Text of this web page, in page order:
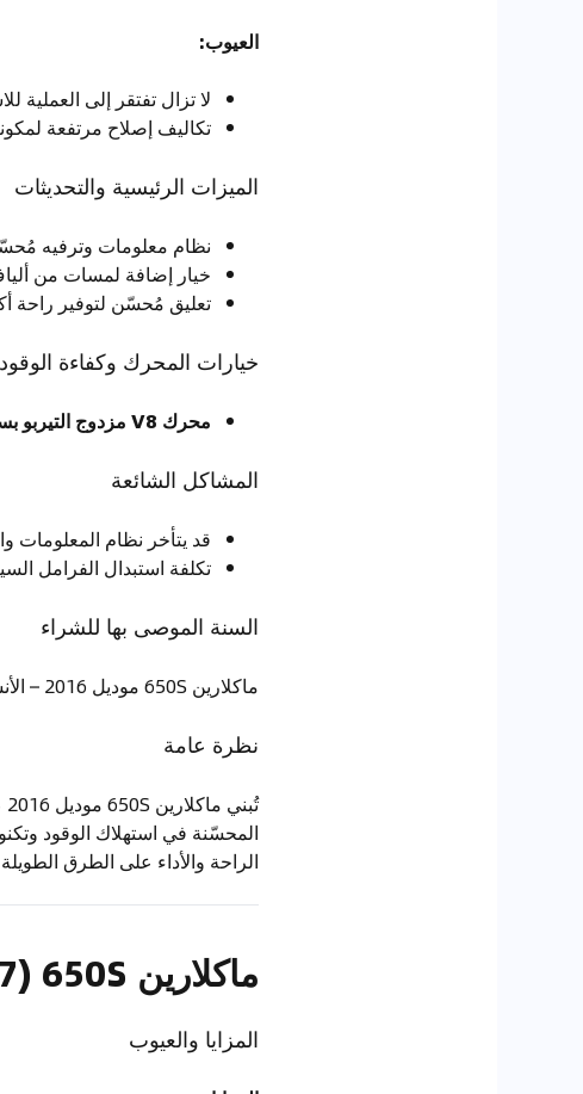
العيوب:
لا تزال تفتقر إلى العملية
تكاليف إصلاح مرتفعة
الميزات الرئيسية والتحديثات
نظام معلومات وترفيه
خيار إضافة لمسات من
تعليق مُحسّن لتوفير راحة
خيارات المحرك وكفاءة الوقود
محرك V8 مزدوج التيربو بسعة 3.8 لتر:
المشاكل الشائعة
قد يتأخر نظام المعلومات
تكلفة استبدال الفرامل
السنة الموصى بها للشراء
ماكلارين 650S موديل 2016 – الأنسب للمشترين الذين يبحثون عن الفخامة والتكنولوجيا المحسّنة.
نظرة عامة
المحسّنة في استهلاك الوقود
الراحة والأداء على الطرق
ماكلارين 650S (2017 - نهاية الإنتاج)
المزايا والعيوب